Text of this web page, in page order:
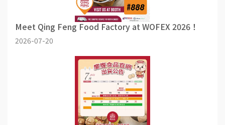
Meet Qing Feng Food Factory at WOFEX 2026！
2026-07-20